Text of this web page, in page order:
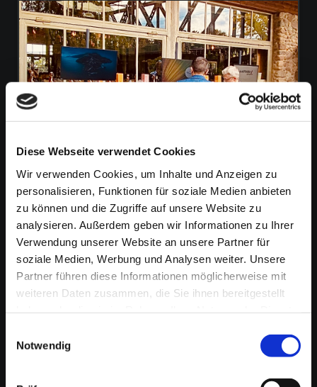
Diese Webseite verwendet Cookies
Wir verwenden Cookies, um Inhalte und Anzeigen zu
personalisieren, Funktionen für soziale Medien anbieten
zu können und die Zugriffe auf unsere Website zu
analysieren. Außerdem geben wir Informationen zu Ihrer
Verwendung unserer Website an unsere Partner für
soziale Medien, Werbung und Analysen weiter. Unsere
Partner führen diese Informationen möglicherweise mit
weiteren Daten zusammen, die Sie ihnen bereitgestellt
Notwendig
Treffen und Tagen